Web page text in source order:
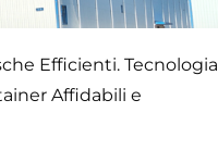
Efficienti. Tecnologia
Affidabili e